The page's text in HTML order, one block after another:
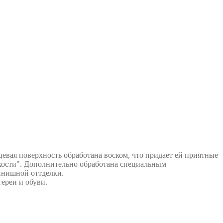
поверхность обработана воском, что придает ей приятные
Дополнительно обработана специальным
оттделки.
и обуви.